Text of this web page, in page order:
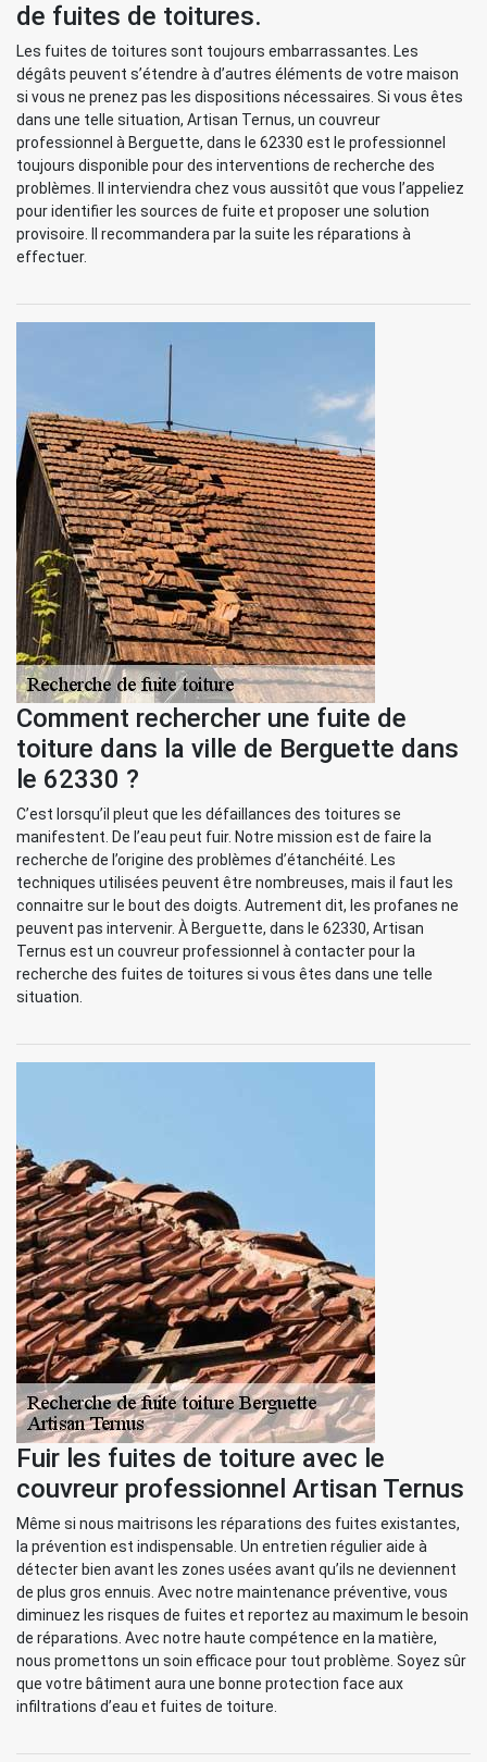
de fuites de toitures.
Les fuites de toitures sont toujours embarrassantes. Les
dégâts peuvent s’étendre à d’autres éléments de votre maison
si vous ne prenez pas les dispositions nécessaires. Si vous êtes
dans une telle situation, Artisan Ternus, un couvreur
professionnel à Berguette, dans le 62330 est le professionnel
toujours disponible pour des interventions de recherche des
problèmes. Il interviendra chez vous aussitôt que vous l’appeliez
pour identifier les sources de fuite et proposer une solution
provisoire. Il recommandera par la suite les réparations à
effectuer.
Comment rechercher une fuite de
toiture dans la ville de Berguette dans
le 62330 ?
C’est lorsqu’il pleut que les défaillances des toitures se
manifestent. De l’eau peut fuir. Notre mission est de faire la
recherche de l’origine des problèmes d’étanchéité. Les
techniques utilisées peuvent être nombreuses, mais il faut les
connaitre sur le bout des doigts. Autrement dit, les profanes ne
peuvent pas intervenir. À Berguette, dans le 62330, Artisan
Ternus est un couvreur professionnel à contacter pour la
recherche des fuites de toitures si vous êtes dans une telle
situation.
Fuir les fuites de toiture avec le
couvreur professionnel Artisan Ternus
Même si nous maitrisons les réparations des fuites existantes,
la prévention est indispensable. Un entretien régulier aide à
détecter bien avant les zones usées avant qu’ils ne deviennent
de plus gros ennuis. Avec notre maintenance préventive, vous
diminuez les risques de fuites et reportez au maximum le besoin
de réparations. Avec notre haute compétence en la matière,
nous promettons un soin efficace pour tout problème. Soyez sûr
que votre bâtiment aura une bonne protection face aux
infiltrations d’eau et fuites de toiture.